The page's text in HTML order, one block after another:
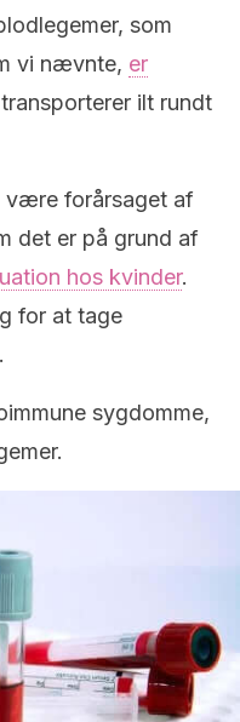
som
vi nævnte, er
ilt rundt
være forårsaget af
det er på grund af
hos kvinder.
for at tage
sygdomme,